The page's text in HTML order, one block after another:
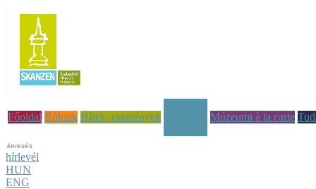
Főoldal Rólunk Hírek, események
Múzeumi à la carte
hírlevél
HUN
ENG